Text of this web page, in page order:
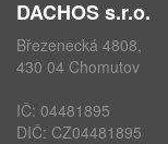
DACHOS s.r.o.
Březenecká 4808,
430 04 Chomutov
IČ: 04481895
DIČ: CZ04481895